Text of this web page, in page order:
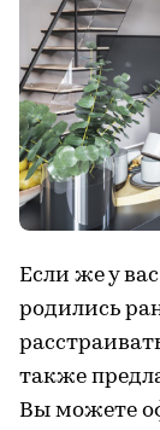
Если же у
родились
также
Вы можете